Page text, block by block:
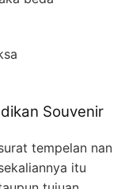
Souvenir
tempelan nan
itu